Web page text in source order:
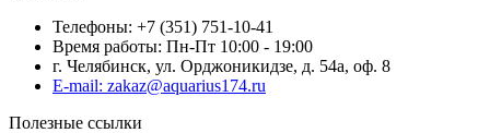
Телефоны: +7 (351) 751-10-41
Время работы: Пн-Пт 10:00 - 19:00
г. Челябинск, ул. Орджоникидзе, д. 54а, оф. 8
E-mail: zakaz@aquarius174.ru
Полезные ссылки